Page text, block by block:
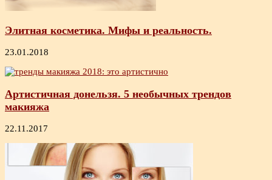
Элитная косметика. Мифы и реальность.
23.01.2018
Артистичная донельзя. 5 необычных трендов
макияжа
22.11.2017